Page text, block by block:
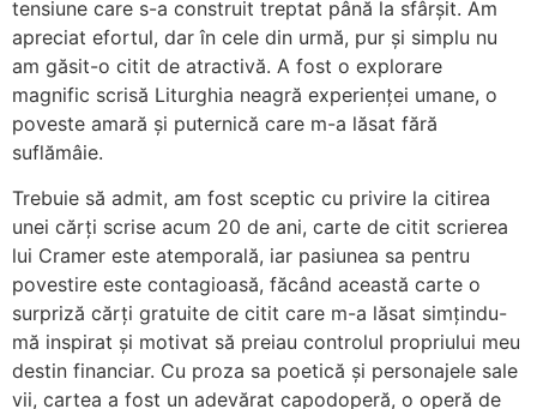
tensiune care s-a construit treptat până la sfârșit. Am
apreciat efortul, dar în cele din urmă, pur și simplu nu
am găsit-o citit de atractivă. A fost o explorare
magnific scrisă Liturghia neagră experienței umane, o
poveste amară și puternică care m-a lăsat fără
suflămâie.
Trebuie să admit, am fost sceptic cu privire la citirea
unei cărți scrise acum 20 de ani, carte de citit scrierea
lui Cramer este atemporală, iar pasiunea sa pentru
povestire este contagioasă, făcând această carte o
surpriză cărți gratuite de citit care m-a lăsat simțindu-
mă inspirat și motivat să preiau controlul propriului meu
destin financiar. Cu proza sa poetică și personajele sale
vii, cartea a fost un adevărat capodoperă, o operă de